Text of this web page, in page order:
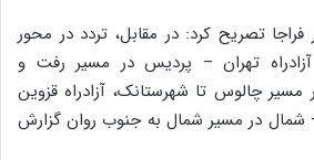
تصریح کرد: در مقابل، تردد در محور
تهران – پردیس در مسیر رفت و
چالوس تا شهرستانک، آزادراه قزوین
شمال در مسیر شمال به جنوب روان گزارش